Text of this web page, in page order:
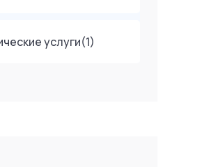
услуги(1)